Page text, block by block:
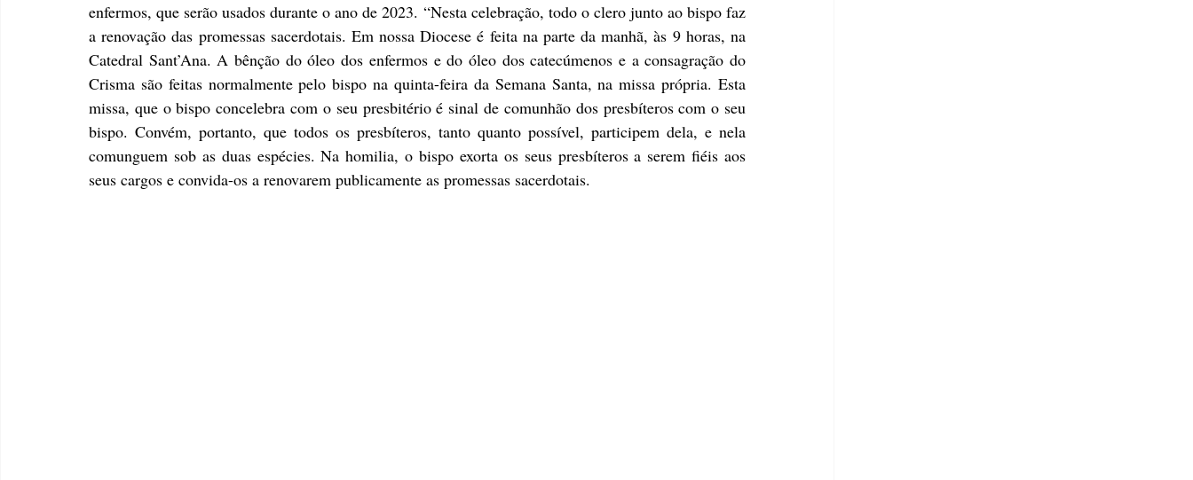
enfermos, que serão usados durante o ano de 2023. “Nesta celebração, todo o clero junto ao bispo faz
a renovação das promessas sacerdotais. Em nossa Diocese é feita na parte da manhã, às 9 horas, na
Catedral Sant’Ana. A bênção do óleo dos enfermos e do óleo dos catecúmenos e a consagração do
Crisma são feitas normalmente pelo bispo na quinta-feira da Semana Santa, na missa própria. Esta
missa, que o bispo concelebra com o seu presbitério é sinal de comunhão dos presbíteros com o seu
bispo. Convém, portanto, que todos os presbíteros, tanto quanto possível, participem dela, e nela
comunguem sob as duas espécies. Na homilia, o bispo exorta os seus presbíteros a serem fiéis aos
seus cargos e convida-os a renovarem publicamente as promessas sacerdotais.